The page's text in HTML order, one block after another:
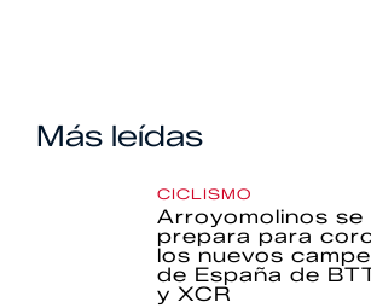
Más leídas
CICLISMO
Arroyomolinos se
prepara para
los nuevos
de España de
y XCR